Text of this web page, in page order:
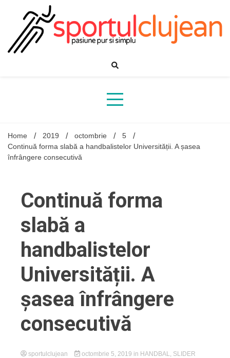
Home 2019 octombrie
5
Continuă forma slabă a handbalistelor Universității. A șasea
înfrângere consecutivă
Continuă forma
slabă a
handbalistelor
Universității. A
șasea înfrângere
consecutivă
sportulclujean octombrie 5, 2019 in HANDBAL
SLIDER